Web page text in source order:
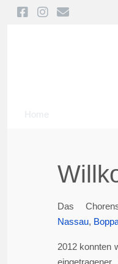
Home
Das
Nassau,
2012 konnten